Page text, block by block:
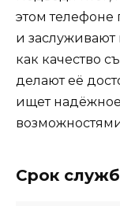
этом телефоне
и заслуживают
как качество
делают её
ищет
Срок